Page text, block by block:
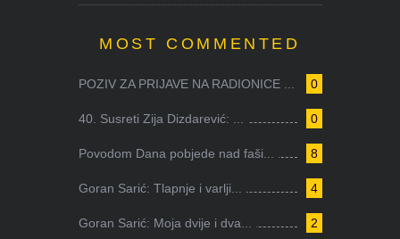
MOST COMMENTED
0
POZIV ZA PRIJAVE NA RADIONICE ...
0
40. Susreti Zija Dizdarević: ...
8
Povodom Dana pobjede nad faši...
4
Goran Sarić: Tlapnje i varlji...
2
Goran Sarić: Moja dvije i dva...